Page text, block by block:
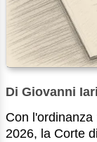
Di Giovanni
Con
2026, la Corte